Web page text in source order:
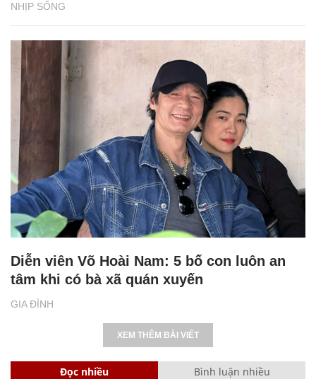
NHỊP SỐNG
GIA ĐÌNH
Diễn viên Võ Hoài Nam: 5 bố con luôn an
tâm khi có bà xã quán xuyến
XEM THÊM BÀI VIẾT
Đọc nhiều Bình luận nhiều